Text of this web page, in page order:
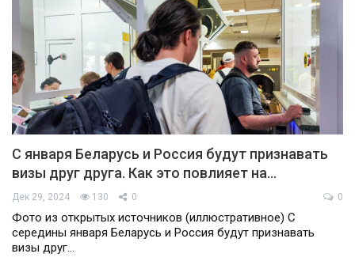
С января Беларусь и Россия будут признавать
визы друг друга. Как это повлияет на…
Дек 29, 2024 130 0 0
Фото из открытых источников (иллюстративное) С
середины января Беларусь и Россия будут признавать
визы друг…